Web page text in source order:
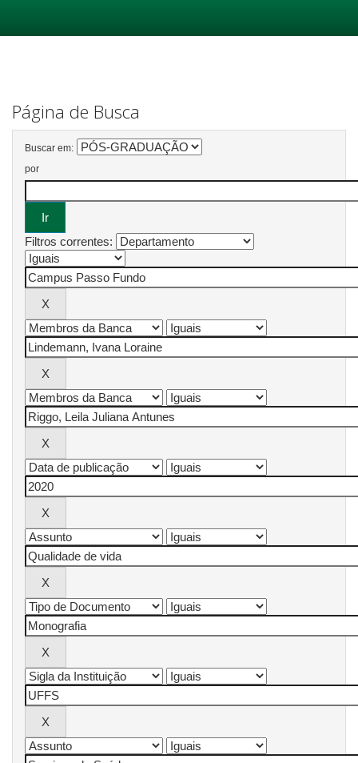
Página de Busca
Buscar em:
por
Filtros correntes: